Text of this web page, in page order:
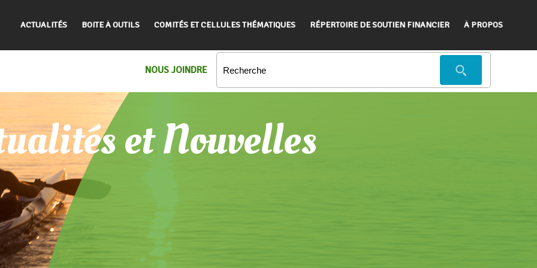
ACTUALITÉS BOITE À OUTILS COMITÉS ET CELLULES THÉMATIQUES RÉPERTOIRE DE SOUTIEN FINANCIER À PROPOS
NOUS JOINDRE
et Nouvelles